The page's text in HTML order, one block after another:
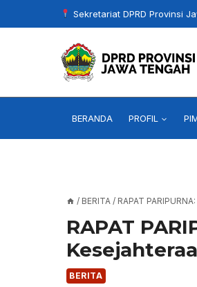
to
Sekretariat DPRD Provinsi
BERANDA PROFIL
/ BERITA / RAPAT
RAPAT
BERITA